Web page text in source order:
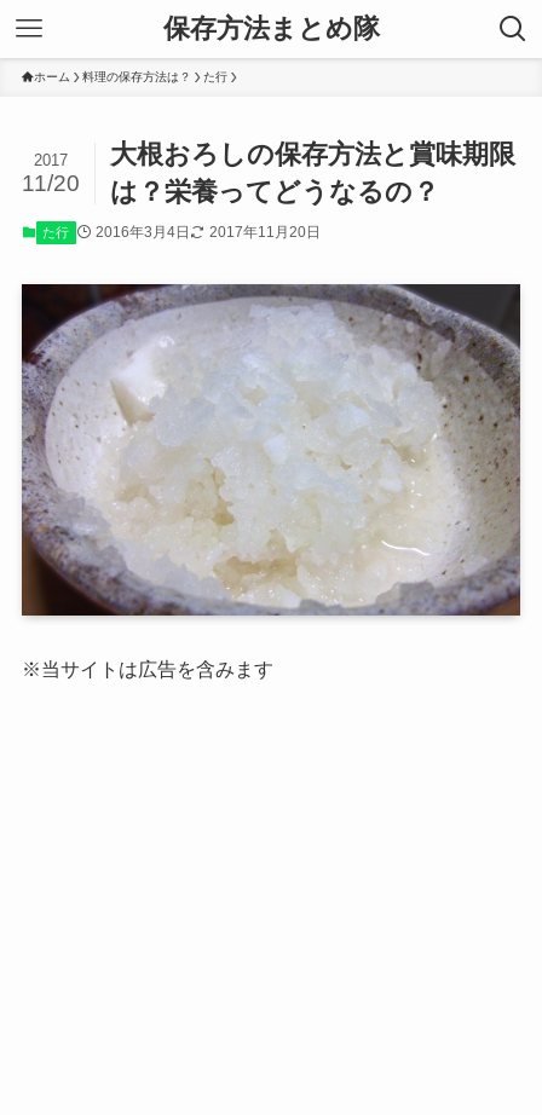
保存方法まとめ隊
ホーム 料理の保存方法は？ た行
大根おろしの保存方法と賞味期限
は？栄養ってどうなるの？
2017
11/20
た行 2016年3月4日 2017年11月20日
※当サイトは広告を含みます